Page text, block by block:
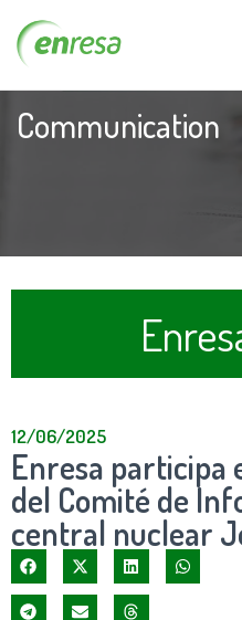
Communication
12/06/2025
Enresa participa
del Comité de
central nuclear